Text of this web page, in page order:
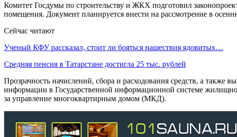
Комитет Госдумы по строительству и ЖКХ подготовил
помещения. Документ планируется внести на рассмотрение в
Сейчас читают
Ученый КФУ рассказал, стоит ли бояться нашествия ядовитых…
Средняя пенсия в Татарстане достигла 25 тыс. рублей
Прозрачность начислений, сбора и расходования средств, а также
информации в Государственной информационной системе
за управление многоквартирным домом (МКД).